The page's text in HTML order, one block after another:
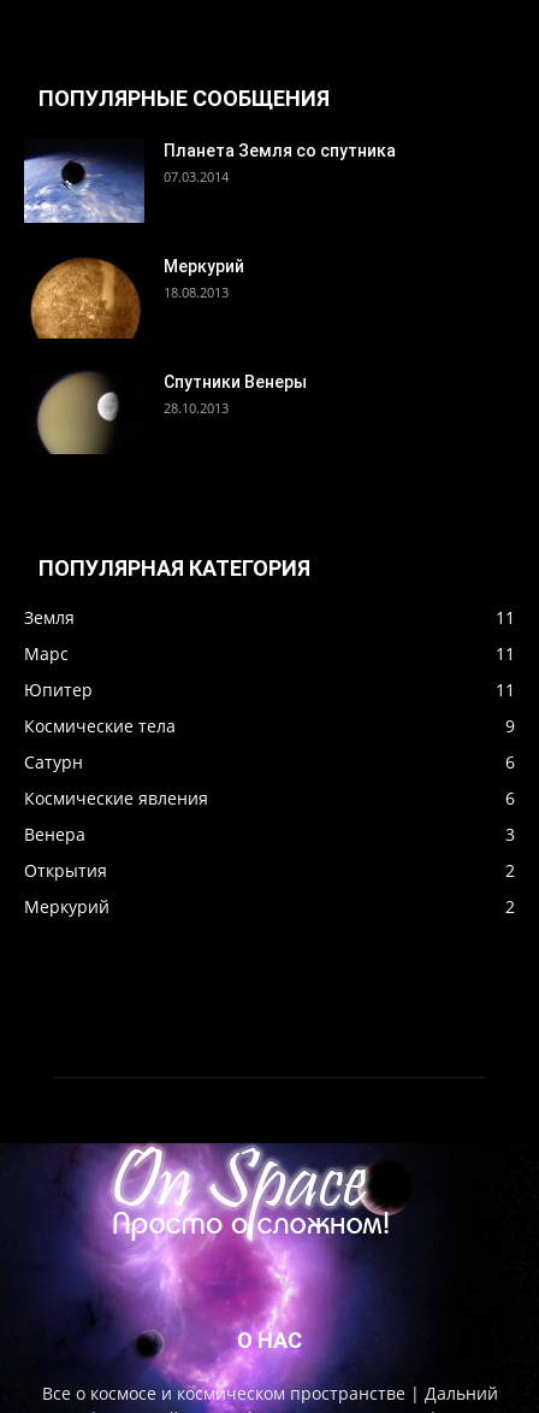
ПОПУЛЯРНЫЕ СООБЩЕНИЯ
Планета Земля со спутника
07.03.2014
Меркурий
18.08.2013
Спутники Венеры
28.10.2013
ПОПУЛЯРНАЯ КАТЕГОРИЯ
Земля
11
Марс
11
Юпитер
11
Космические тела
9
Сатурн
6
Космические явления
6
Венера
3
Открытия
2
Меркурий
2
О НАС
Все о космосе и космическом пространстве | Дальний